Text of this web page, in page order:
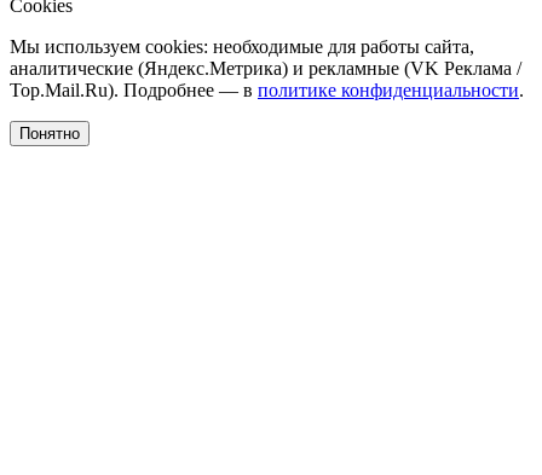
Cookies
Мы используем cookies: необходимые для работы сайта,
аналитические (Яндекс.Метрика) и рекламные (VK Реклама /
Top.Mail.Ru). Подробнее — в политике конфиденциальности.
Понятно